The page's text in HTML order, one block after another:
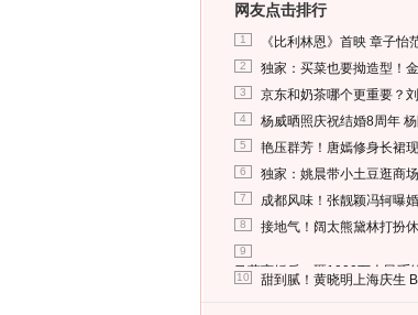
网友点击排行
1 《比利林恩》首映 章子
2 独家：买菜也要拗造型！
3 京东和奶茶哪个更重要？
4 杨威晒照庆祝结婚8周年
5 艳压群芳！唐嫣修身长裙
6 独家：姚晨带小土豆逛商
7 成都风味！张靓颖冯轲曝
8 接地气！阔太熊黛林打扮
9
马蓉离婚后，砸1000万人民币
10 甜到腻！黄晓明上海庆生